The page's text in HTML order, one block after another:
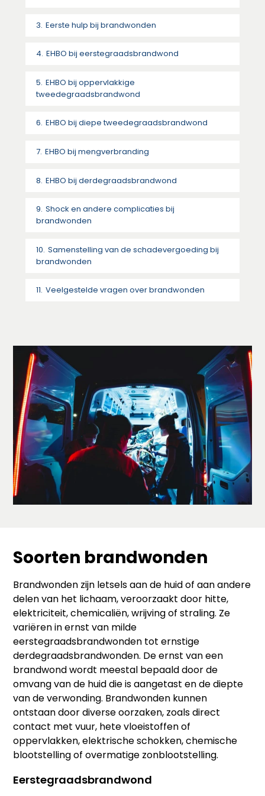
Eerste hulp bij brandwonden
EHBO bij eerstegraadsbrandwond
EHBO bij oppervlakkige
tweedegraadsbrandwond
EHBO bij diepe tweedegraadsbrandwond
EHBO bij mengverbranding
EHBO bij derdegraadsbrandwond
Shock en andere complicaties bij
brandwonden
Samenstelling van de schadevergoeding bij
brandwonden
Veelgestelde vragen over brandwonden
Soorten brandwonden
Brandwonden zijn letsels aan de huid of aan andere
delen van het lichaam, veroorzaakt door hitte,
elektriciteit, chemicaliën, wrijving of straling. Ze
variëren in ernst van milde
eerstegraadsbrandwonden tot ernstige
derdegraadsbrandwonden. De ernst van een
brandwond wordt meestal bepaald door de
omvang van de huid die is aangetast en de diepte
van de verwonding. Brandwonden kunnen
ontstaan door diverse oorzaken, zoals direct
contact met vuur, hete vloeistoffen of
oppervlakken, elektrische schokken, chemische
blootstelling of overmatige zonblootstelling.
Eerstegraadsbrandwond